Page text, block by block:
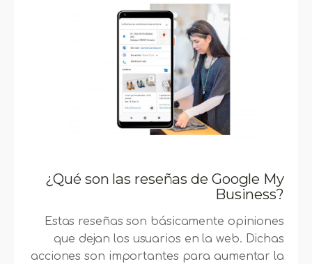
¿Qué son las reseñas de Google My
Business?
Estas reseñas son básicamente opiniones
que dejan los usuarios en la web. Dichas
acciones son importantes para aumentar la